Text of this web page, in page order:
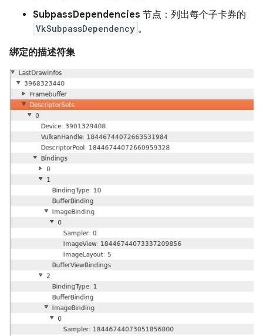
SubpassDependencies 节点：列出每个子卡券的
VkSubpassDependency 。
绑定的描述符集